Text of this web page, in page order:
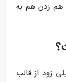
و هم زدن هم به
زود از قالب